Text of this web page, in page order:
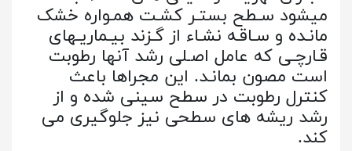
میشود سـطح بستـر کشـت همـواره خشک
مانـده و سـاقـه نشـاء از گـزند بیـماریـهای
قـارچـی که عامل اصـلی رشد آنها رطوبت
است مصون بمانـد. این مجراها باعث
کنترل رطوبت در سطح سینی شده و از
رشد ریشه های سطحی نیز جلوگیری می
کند.